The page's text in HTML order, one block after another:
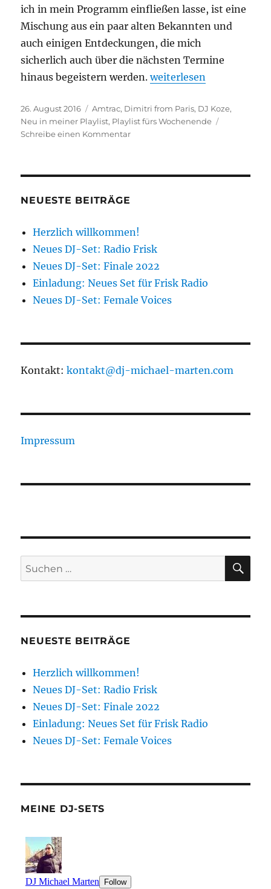
ich in mein Programm einfließen lasse, ist eine
Mischung aus ein paar alten Bekannten und
auch einigen Entdeckungen, die mich
sicherlich auch über die nächsten Termine
hinaus begeistern werden.„Playlist fürs
weiterlesen
Veröffentlicht
am
26. August 2016 Kategorien
Amtrac, Dimitri from Paris, DJ Koze,
Neu in meiner Playlist, Playlist fürs Wochenende
Schreibe einen Kommentarzu
NEUESTE BEITRÄGE
Herzlich willkommen!
Neues DJ-Set: Radio Frisk
Neues DJ-Set: Finale 2022
Einladung: Neues Set für Frisk Radio
Neues DJ-Set: Female Voices
Kontakt:kontakt@dj-michael-marten.com
Impressum
Suchen
nach:
NEUESTE BEITRÄGE
Herzlich willkommen!
Neues DJ-Set: Radio Frisk
Neues DJ-Set: Finale 2022
Einladung: Neues Set für Frisk Radio
Neues DJ-Set: Female Voices
MEINE DJ-SETS